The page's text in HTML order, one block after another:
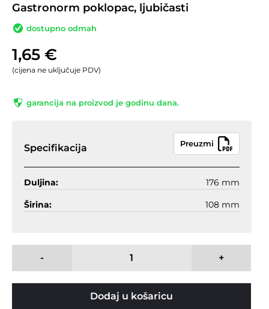
Gastronorm poklopac, ljubičasti
dostupno odmah
1,65 €
(cijena ne uključuje PDV)
garancija na proizvod je godinu dana.
Specifikacija Preuzmi
Duljina: 176 mm
Širina: 108 mm
- +
Dodaj u košaricu